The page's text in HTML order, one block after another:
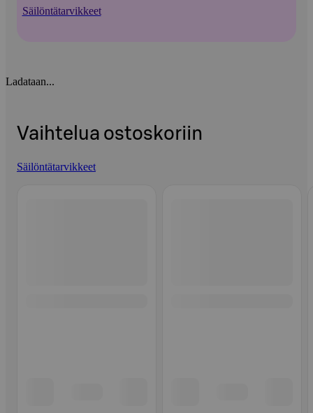
Säilöntätarvikkeet
Ladataan...
Vaihtelua ostoskoriin
Säilöntätarvikkeet